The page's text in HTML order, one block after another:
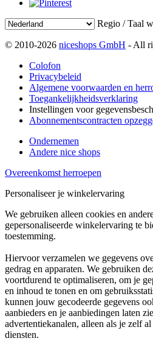
Regio / Taal
© 2010-2026 niceshops GmbH - All
Colofon
Privacybeleid
Algemene voorwaarden en
Toegankelijkheidsverklaring
Instellingen voor
Abonnementscontracten
Ondernemen
Andere nice shops
Overeenkomst herroepen
Personaliseer je winkelervaring
We gebruiken alleen cookies en
gepersonaliseerde winkelervaring te
toestemming.
Hiervoor verzamelen we gegevens
gedrag en apparaten. We gebruiken
voortdurend te optimaliseren, om je
en inhoud te tonen en om
kunnen jouw gecodeerde gegevens
aanbieders en je aanbiedingen laten
advertentiekanalen, alleen als je zelf
diensten.